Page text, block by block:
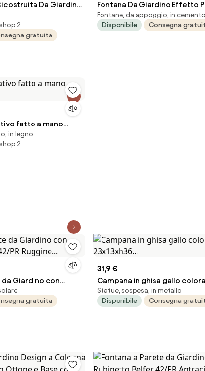
Da Giardino
Q-Meseta
2
gratuita
Fontana Da Giardino Effetto
Cemento Arnosto 40x40x81
KAM
Fontane, da appoggio, in cemento
Disponibile
Consegna
fatto a mano
in legno
2
da Giardino con
PR Ruggine...
gratuita
31,9 €
Campana in ghisa gallo
23x13xh36...
Statue, sospesa, in metallo
Disponibile
Consegna